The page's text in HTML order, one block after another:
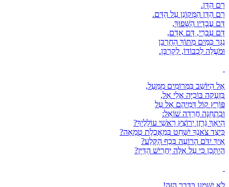
רָם הַדָּן.
רָם הַדָּן הַמְּקוֹנֵן עַל הַדָּם.
דָּם עֲבָדָיו הַשָּׁפוּךְ,
דָּם עִבְרִי, דָּם אָדָם,
נִגָּר כַּמַּיִם מִתּוֹךְ הַחֻרְבָּן
וּמֹעֲלֵה לִכְבוֹדוֹ, לְקָרְבָּן.
אֶל הַיּוֹשֵׁב בַּמְּרוֹמִים מִמֵּעַל,
בִּזְעָקָה בּוֹכִיָּה אֱלֵי אֵל,
פּוֹרֵץ קוֹל דְּמֵיהֶם אֶל עַל
וּבִתְחִנָּה חֲרֵדָה שׁוֹאֵל:
הֵיאַךְ גַּרְזֶן יְרוֹצֵץ רָאשֵׁי עוֹלָלֶיךָ?
כֵּיצַד צֹאנְךָ יִשָּׁחֵט בְּמַאֲכֶלֶת טְמֵאָה?
אֵיךְ יִדֹּם הָרוֹעֶה בְּכַף הַקֶּלַע?
הֲיִתָּכֵן כִּי עַל אֵלֶּה יַחֲרִישׁ הַדַּיָּן?